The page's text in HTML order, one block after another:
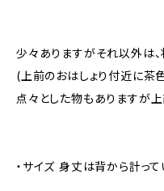
少々ありますがそれ以外は
(上前のおはしょり付近に茶
点々とした物もありますが
・サイズ 身丈は背から計って